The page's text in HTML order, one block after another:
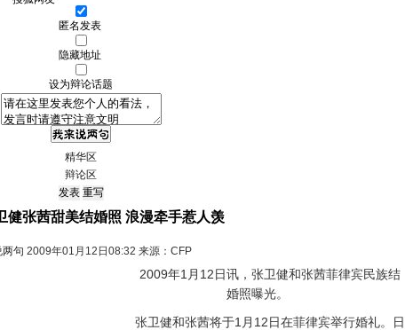
匿名发表
隐藏地址
设为辩论话题
精华区
辩论区
健张茜甜美结婚照 浪漫牵手惹人羡
两句 2009年01月12日08:32 来源：CFP
2009年1月12日讯，张卫健和张茜菲律宾民族结
婚照曝光。
张卫健和张茜将于1月12日在菲律宾举行婚礼。日